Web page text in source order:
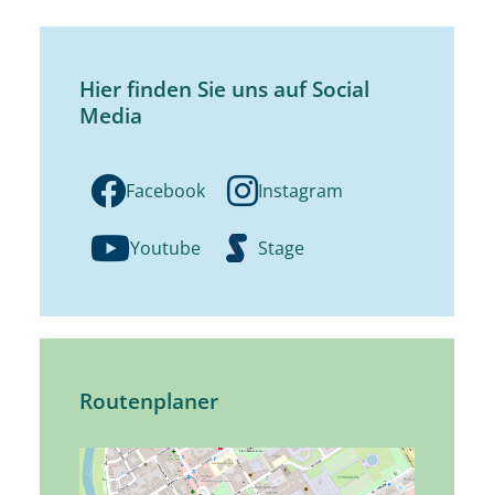
Hier finden Sie uns auf Social
Media
Facebook Instagram
Youtube Stage
Routenplaner